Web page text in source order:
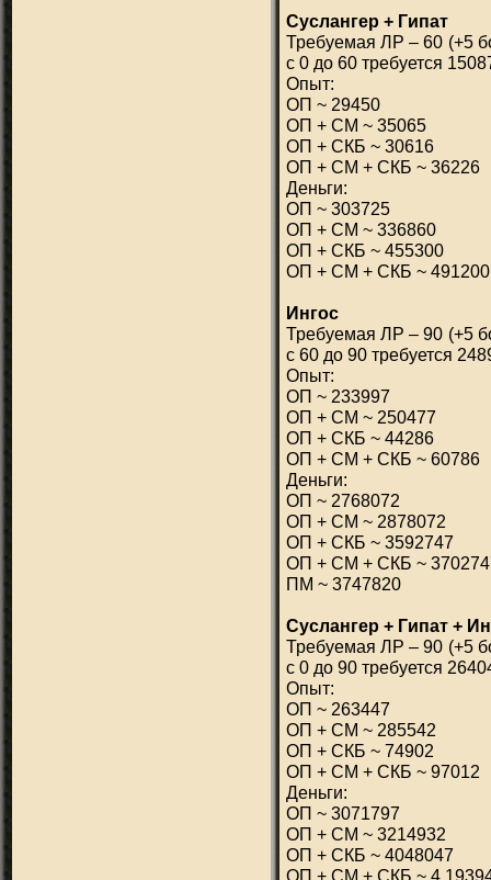
Суслангер + Гипат
Требуемая ЛР – 60 (+5
с 0 до 60 требуется
Опыт:
ОП ~ 29450
ОП + СМ ~ 35065
ОП + СКБ ~ 30616
ОП + СМ + СКБ ~ 36226
Деньги:
ОП ~ 303725
ОП + СМ ~ 336860
ОП + СКБ ~ 455300
ОП + СМ + СКБ ~ 491200
Ингос
Требуемая ЛР – 90 (+5
с 60 до 90 требуется
Опыт:
ОП ~ 233997
ОП + СМ ~ 250477
ОП + СКБ ~ 44286
ОП + СМ + СКБ ~ 60786
Деньги:
ОП ~ 2768072
ОП + СМ ~ 2878072
ОП + СКБ ~ 3592747
ОП + СМ + СКБ ~
ПМ ~ 3747820
Суслангер + Гипат +
Требуемая ЛР – 90 (+5
с 0 до 90 требуется
Опыт:
ОП ~ 263447
ОП + СМ ~ 285542
ОП + СКБ ~ 74902
ОП + СМ + СКБ ~ 97012
Деньги:
ОП ~ 3071797
ОП + СМ ~ 3214932
ОП + СКБ ~ 4048047
ОП + СМ + СКБ ~ 4